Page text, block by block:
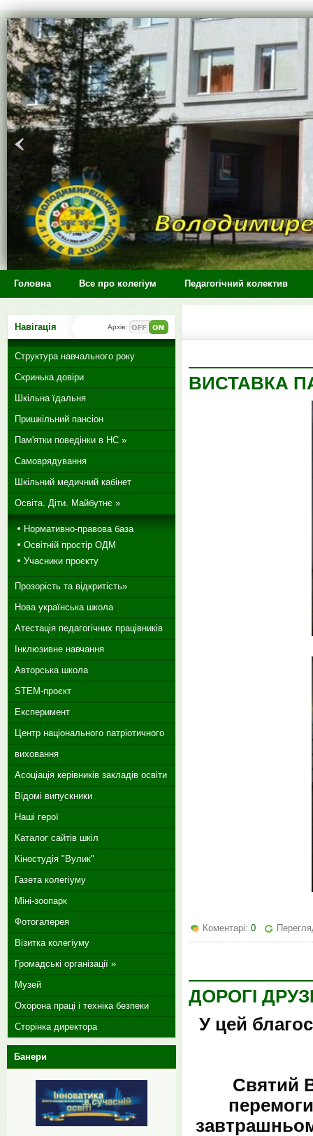
>
Головна Все про колегіум Педагогічний колектив
ВИСТАВКА
Коментарі: 0
ДОРОГІ
У цей
Святий
Навігація Архів:
Структура навчального року
Скринька довіри
Шкільна їдальня
Пришкільний пансіон
Пам'ятки поведінки в НС »
Самоврядування
Шкільний медичний кабінет
Освіта. Діти. Майбутнє »
Нормативно-правова база
Освітній простір ОДМ
Учасники проєкту
Прозорість та відкритість»
Нова українська школа
Атестація педагогічних працівників
Інклюзивне навчання
Авторська школа
STEM-проєкт
Експеримент
Центр національного патріотичного
виховання
Асоціація керівників закладів освіти
Відомі випускники
Наші герої
Каталог сайтів шкіл
Кіностудія "Вулик"
Газета колегіуму
Міні-зоопарк
Фотогалерея
Візитка колегіуму
Громадські організації »
Музей
Охорона праці і техніка безпеки
Сторінка директора
Банери